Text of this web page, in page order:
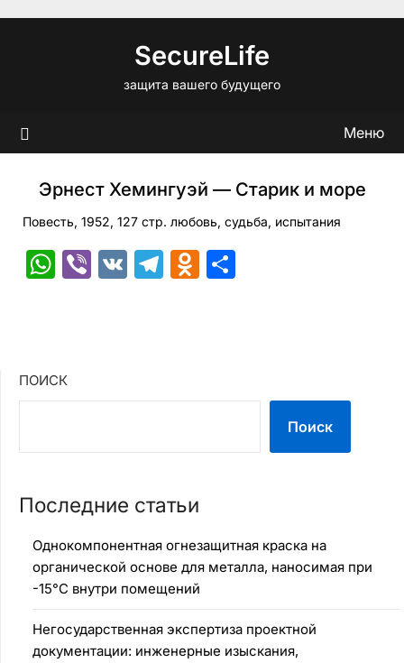
SecureLife
защита вашего будущего
Меню
Эрнест Хемингуэй — Старик и море
Повесть, 1952, 127 стр. любовь, судьба, испытания
WhatsApp
Viber
VK Telegram
Odnoklassniki
ПОИСК
Поиск
Последние статьи
Однокомпонентная огнезащитная краска на
органической основе для металла, наносимая при
-15°C внутри помещений
Негосударственная экспертиза проектной
документации: инженерные изыскания,